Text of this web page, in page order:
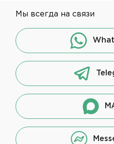
Мы всегда на связи